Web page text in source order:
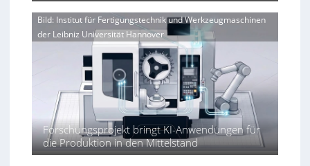
V
o
j
i
e
n
r
e
d
i
e
Bild: Institut für Fertigungstechnik und Werkzeugmaschinen
der Leibniz Universität Hannover
Forschungsprojekt bringt KI-Anwendungen für
die Produktion in den Mittelstand